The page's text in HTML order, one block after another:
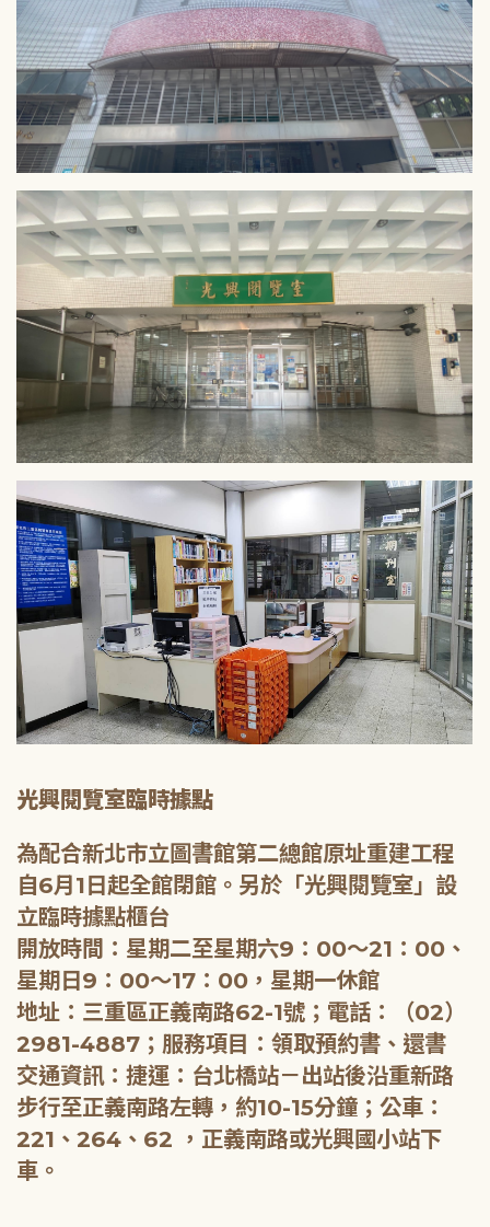
光興閱覽室臨時據點
為配合新北市立圖書館第二總館原址重建工程
自6月1日起全館閉館。另於「光興閱覽室」設
立臨時據點櫃台
開放時間：星期二至星期六9：00～21：00、
星期日9：00～17：00，星期一休館
地址：三重區正義南路62-1號；電話：（02）
2981-4887；服務項目：領取預約書、還書
交通資訊：捷運：台北橋站－出站後沿重新路
步行至正義南路左轉，約10-15分鐘；公車：
221、264、62 ，正義南路或光興國小站下
車。